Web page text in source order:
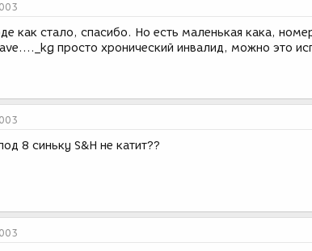
как стало, спасибо. Но есть маленькая кака,
просто хронический инвалид, можно это
8 синьку S&H не катит??